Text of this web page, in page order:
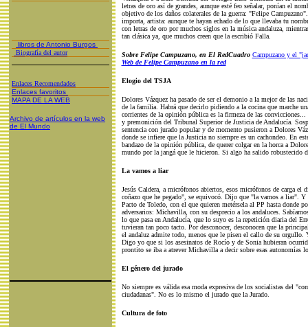
libros de Antonio Burgos
Biografía del autor
Enlaces Recomendados
Enlaces favoritos
MAPA DE LA WEB
Archivo de artículos en la web
de El Mundo
letras de oro así de grandes, aunque esté feo señalar, ponían el
objetivo de los daños colaterales de la guerra: "Felipe
importa, artista: aunque te hayan echado de lo que llevaba tu
con letras de oro por muchos siglos en la música andaluza,
tan clásica ya, que muchos creen que la escribió Falla.
Sobre Felipe Campuzano, en El RedCuadro Campuzano y el
Web de Felipe Campuzano en la red
Elogio del TSJA
Dolores Vázquez ha pasado de ser el demonio a la mejor de las
de la familia. Habrá que decirlo pidiendo a la cocina que marche
corrientes de la opinión pública es la firmeza de las
y premonición del Tribunal Superior de Justicia de Andalucía.
sentencia con jurado popular y de momento pusieron a Dolores
donde se infiere que la Justicia no siempre es un cachondeo. En
bandazo de la opinión pública, de querer colgar en la horca a
mundo por la jangá que le hicieron. Si algo ha salido robustecido
La vamos a liar
Jesús Caldera, a micrófonos abiertos, esos micrófonos de carga el
coñazo que he pegado", se equivocó. Dijo que "la vamos a liar".
Pacto de Toledo, con el que quieren metérsela al PP hasta donde
adversarios: Michavilla, con su desprecio a los andaluces.
lo que pasa en Andalucía, que lo suyo es la repetición diaria del
tuvieran tan poco tacto. Por desconocer, desconocen que la
el andaluz admite todo, menos que le pisen el callo de su orgullo.
Digo yo que si los asesinatos de Rocío y de Sonia hubieran
prontito se iba a atrever Michavilla a decir sobre esas autonomías
El género del jurado
No siempre es válida esa moda expresiva de los socialistas del
ciudadanas". No es lo mismo el jurado que la Jurado.
Cultura de foto